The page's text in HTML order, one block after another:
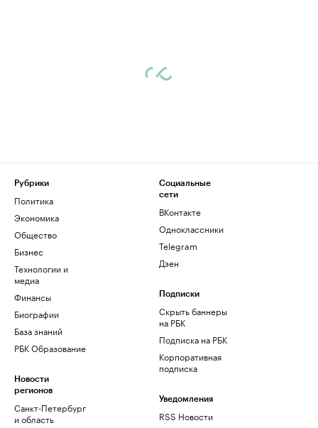
Рубрики
Политика
Экономика
Общество
Бизнес
Технологии и
медиа
Финансы
Биографии
База знаний
РБК Образование
Новости
регионов
Санкт-Петербург
и область
Социальные
сети
ВКонтакте
Одноклассники
Telegram
Дзен
Подписки
Скрыть баннеры
на РБК
Подписка на РБК
Корпоративная
подписка
Уведомления
RSS Новости